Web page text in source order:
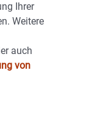
Ihrer
Weitere
auch
von